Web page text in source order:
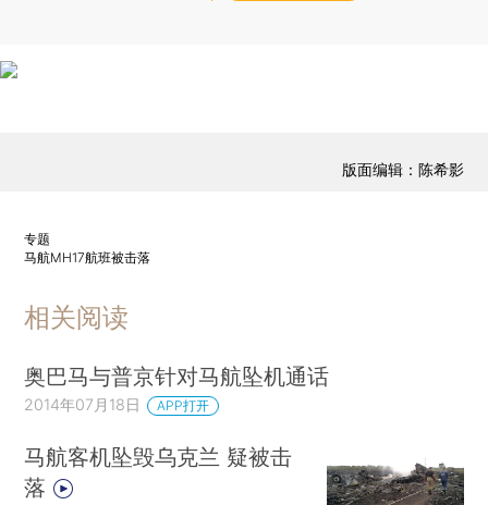
版面编辑：陈希影
专题
马航MH17航班被击落
相关阅读
奥巴马与普京针对马航坠机通话
2014年07月18日 APP打开
马航客机坠毁乌克兰 疑被击
落